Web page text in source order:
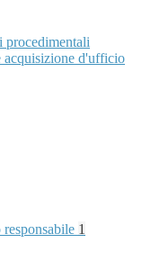
procedimentali
acquisizione d'ufficio
1